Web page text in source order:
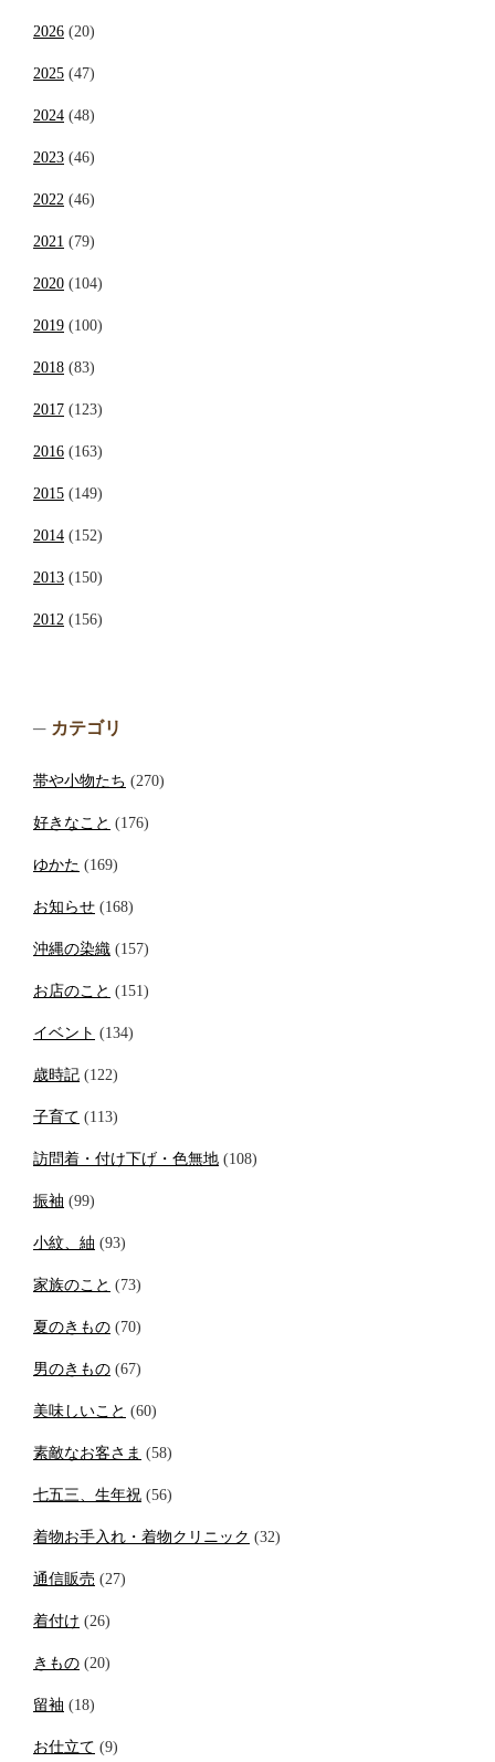
2026 (20)
2025 (47)
2024 (48)
2023 (46)
2022 (46)
2021 (79)
2020 (104)
2019 (100)
2018 (83)
2017 (123)
2016 (163)
2015 (149)
2014 (152)
2013 (150)
2012 (156)
カテゴリ
帯や小物たち (270)
好きなこと (176)
ゆかた (169)
お知らせ (168)
沖縄の染織 (157)
お店のこと (151)
イベント (134)
歳時記 (122)
子育て (113)
訪問着・付け下げ・色無地 (108)
振袖 (99)
小紋、紬 (93)
家族のこと (73)
夏のきもの (70)
男のきもの (67)
美味しいこと (60)
素敵なお客さま (58)
七五三、生年祝 (56)
着物お手入れ・着物クリニック (32)
通信販売 (27)
着付け (26)
きもの (20)
留袖 (18)
お仕立て (9)